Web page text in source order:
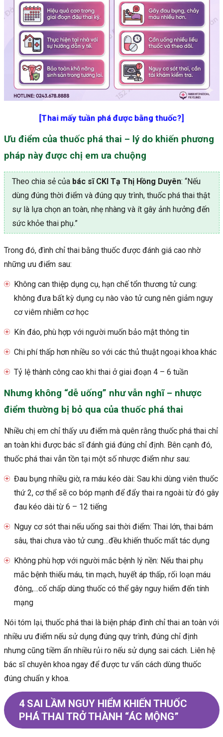
[Thai mấy tuần phá được bằng thuốc?]
Ưu điểm của thuốc phá thai – lý do khiến phương
pháp này được chị em ưa chuộng
Theo chia sẻ của bác sĩ CKI Tạ Thị Hồng Duyên: “Nếu
dùng đúng thời điểm và đúng quy trình, thuốc phá thai thật
sự là lựa chọn an toàn, nhẹ nhàng và ít gây ảnh hưởng đến
sức khỏe thai phụ.”
Trong đó, đình chỉ thai bằng thuốc được đánh giá cao nhờ
những ưu điểm sau:
Không can thiệp dụng cụ, hạn chế tổn thương tử cung:
không đưa bất kỳ dụng cụ nào vào tử cung nên giảm nguy
cơ viêm nhiễm cơ học
Kín đáo, phù hợp với người muốn bảo mật thông tin
Chi phí thấp hơn nhiều so với các thủ thuật ngoại khoa khác
Tỷ lệ thành công cao khi thai ở giai đoạn 4 – 6 tuần
Nhưng không “dễ uống” như vẫn nghĩ – nhược
điểm thường bị bỏ qua của thuốc phá thai
Nhiều chị em chỉ thấy ưu điểm mà quên rằng thuốc phá thai chỉ
an toàn khi được bác sĩ đánh giá đúng chỉ định. Bên cạnh đó,
thuốc phá thai vẫn tồn tại một số nhược điểm như sau:
Đau bụng nhiều giờ, ra máu kéo dài: Sau khi dùng viên thuốc
thứ 2, cơ thể sẽ co bóp mạnh để đẩy thai ra ngoài từ đó gây
đau kéo dài từ 6 – 12 tiếng
Nguy cơ sót thai nếu uống sai thời điểm: Thai lớn, thai bám
sâu, thai chưa vào tử cung…đều khiến thuốc mất tác dụng
Không phù hợp với người mắc bệnh lý nền: Nếu thai phụ
mắc bệnh thiếu máu, tin mạch, huyết áp thấp, rối loạn máu
đông,…cố chấp dùng thuốc có thể gây nguy hiểm đến tính
mạng
Nói tóm lại, thuốc phá thai là biện pháp đình chỉ thai an toàn với
nhiều ưu điểm nếu sử dụng đúng quy trình, đúng chỉ định
nhưng cũng tiềm ẩn nhiều rủi ro nếu sử dụng sai cách. Liên hệ
bác sĩ chuyên khoa ngay để được tư vấn cách dùng thuốc
đúng chuẩn y khoa.
4 SAI LẦM NGUY HIỂM KHIẾN THUỐC
PHÁ THAI TRỞ THÀNH “ÁC MỘNG”